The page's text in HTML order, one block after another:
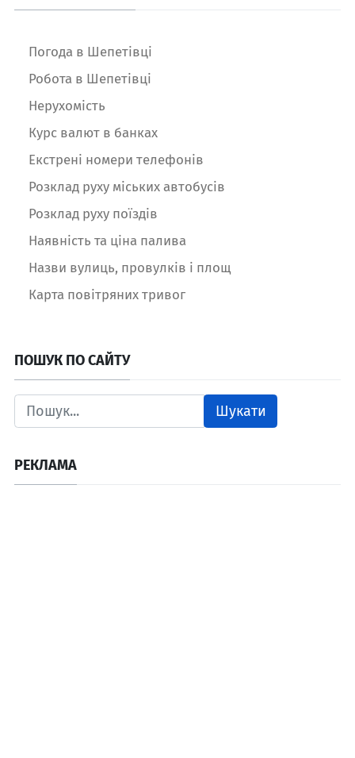
Погода в Шепетівці
Робота в Шепетівці
Нерухомість
Курс валют в банках
Екстрені номери телефонів
Розклад руху міських автобусів
Розклад руху поїздів
Наявність та ціна палива
Назви вулиць, провулків і площ
Карта повітряних тривог
ПОШУК ПО САЙТУ
Шукати
РЕКЛАМА